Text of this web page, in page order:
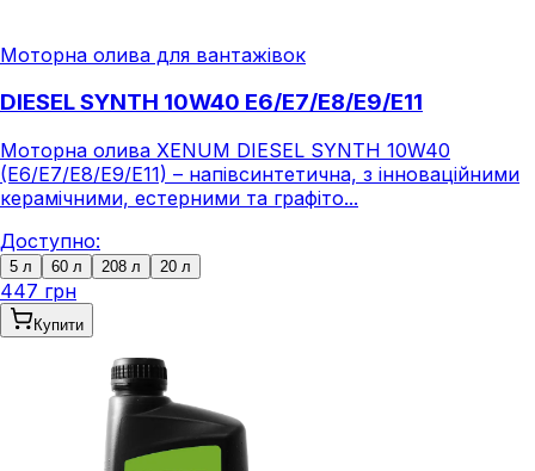
Моторна олива для вантажівок
DIESEL SYNTH 10W40 E6/E7/E8/E9/E11
Моторна олива XENUM DIESEL SYNTH 10W40
(E6/E7/E8/E9/E11) – напівсинтетична, з інноваційними
керамічними, естерними та графіто...
Доступно:
5 л 60 л 208 л 20 л
447 грн
Купити